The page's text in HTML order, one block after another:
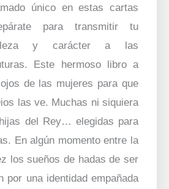
único en estas cartas
para transmitir tu
y carácter a las
Este hermoso libro a
de las mujeres para que
las ve. Muchas ni siquiera
del Rey… elegidas para
En algún momento entre la
los sueños de hadas de ser
por una identidad empañada